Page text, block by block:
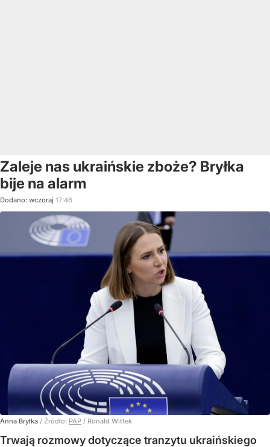
Zaleje nas ukraińskie zboże? Bryłka
bije na alarm
Dodano: wczoraj 17:46
Anna Bryłka / Źródło: PAP / Ronald Wittek
Trwają rozmowy dotyczące tranzytu ukraińskiego